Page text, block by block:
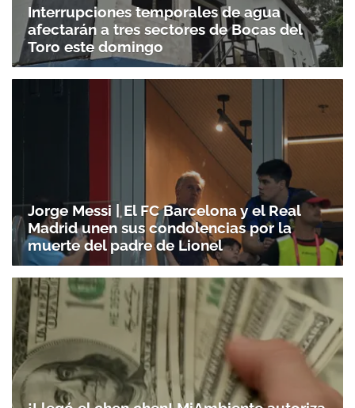
Interrupciones temporales de agua
afectarán a tres sectores de Bocas del
Toro este domingo
Jorge Messi | El FC Barcelona y el Real
Madrid unen sus condolencias por la
muerte del padre de Lionel